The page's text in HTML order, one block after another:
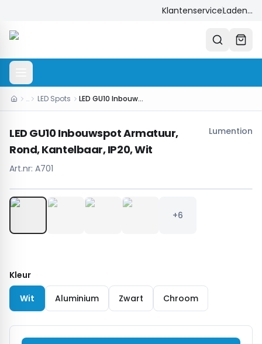
KlantenserviceLaden...
… LED Spots LED GU10 Inbouwspot Armatuur, Rond, Kantelbaar, IP20, Wit
LED GU10 Inbouwspot Armatuur,
Rond, Kantelbaar, IP20, Wit
Lumention
Art.nr: A701
+6
Kleur
Wit
Aluminium Zwart Chroom